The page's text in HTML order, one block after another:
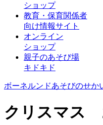
ショップ
教育・保育関係者
向け情報サイト
オンライン
ショップ
親子のあそび場
キドキド
ボーネルンドあそびのせか
クリスマス